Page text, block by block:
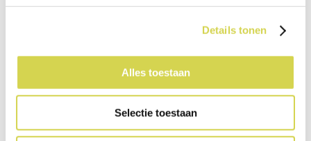
Details tonen
Alles toestaan
Selectie toestaan
About us